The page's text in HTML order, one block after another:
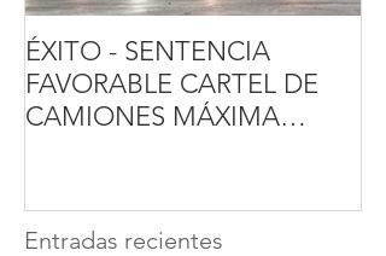
ÉXITO - SENTENCIA
FAVORABLE CARTEL DE
CAMIONES MÁXIMA
Entradas recientes